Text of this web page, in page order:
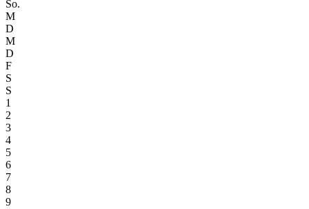
So.
M
D
M
D
F
S
S
1
2
3
4
5
6
7
8
9